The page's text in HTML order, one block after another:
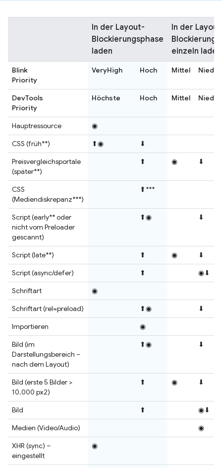
In der Layout-
Blockierungsphase
laden
In der
einzeln laden
Blink
Priority
VeryHigh Hoch Mittel
DevTools
Priority
Höchste Hoch Mittel
Hauptressource
◉
CSS (früh**)
⬆◉
⬇
Preisvergleichsportale
(später**)
⬆ ◉ ⬇
CSS
(Mediendiskrepanz***)
⬆***
Script (early** oder
nicht vom Preloader
gescannt)
⬆◉ ⬇
Script (late**) ⬆ ◉
⬇
Script (async/defer)
⬆
◉⬇
Schriftart
◉
Schriftart (rel=preload)
⬆◉
⬇
Importieren
◉
Bild (im
Darstellungsbereich –
nach dem Layout)
⬆◉ ⬇
Bild (erste 5 Bilder >
10.000 px2)
⬆ ◉ ⬇
Bild ⬆
◉⬇
Medien (Video/Audio)
◉
XHR (sync) –
eingestellt
◉